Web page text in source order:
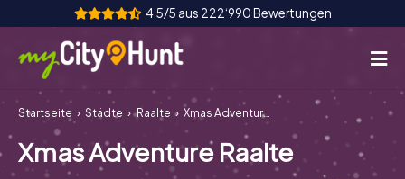
4.5/5 aus 222‘990 Bewertungen
So funktioniert's
Städte
Startseite Städte Raalte Xmas Adventure Raalte
Xmas Adventure Raalte